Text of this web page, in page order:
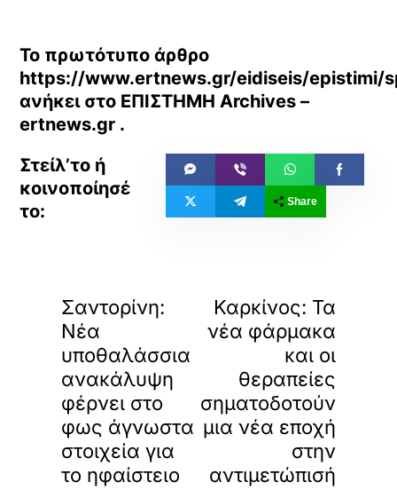
Το πρωτότυπο άρθρο
https://www.ertnews.gr/eidiseis/epistimi/
ανήκει στο ΕΠΙΣΤΗΜΗ Archives –
ertnews.gr .
Share
Σαντορίνη:
Νέα
υποθαλάσσια
ανακάλυψη
φέρνει στο
φως άγνωστα
στοιχεία για
το ηφαίστειο
Καρκίνος: Τα
νέα φάρμακα
και οι
θεραπείες
σηματοδοτούν
μια νέα εποχή
στην
αντιμετώπισή